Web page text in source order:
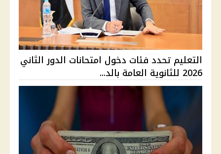
التعليم تحدد فئات دخول امتحانات الدور الثاني
2026 للثانوية العامة بالد...